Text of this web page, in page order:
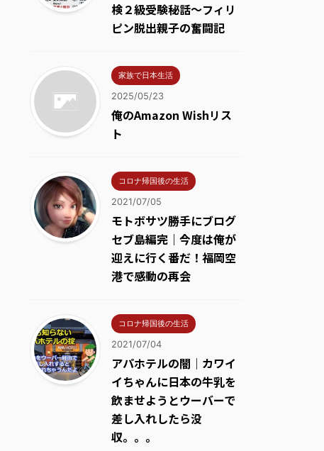
検２級受験秘話～フィリ
ピン脱出親子の奮闘記
家族で日本生活
2025/05/23
俺のAmazon Wishリス
ト
コロナ帰国後の生活
2021/07/05
モトボサツ勝手にブログ
セブ島編完｜今度は俺が
迎えに行く番だ！福岡空
港で感動の再会
コロナ帰国後の生活
2021/07/04
アパホテルの闇｜カワイ
イちゃんに日本の牛乳を
飲ませようとウーバーで
差し入れしたら没
収。。。